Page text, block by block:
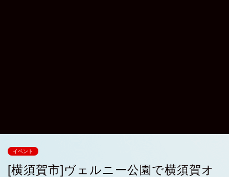
イベント
[横須賀市]ヴェルニー公園で横須賀オ